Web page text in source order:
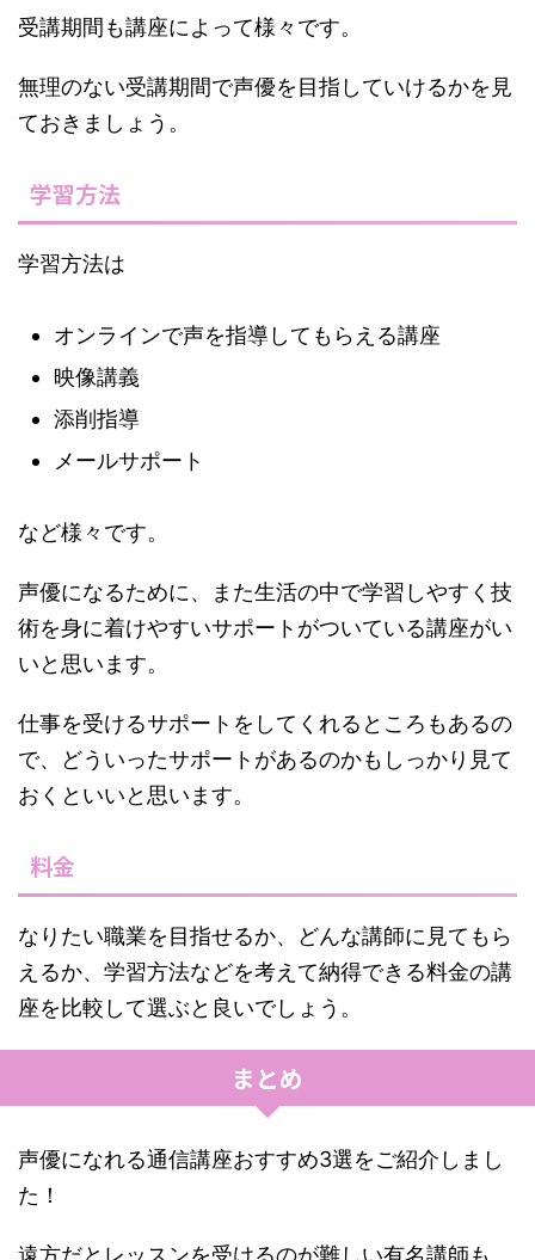
受講期間も講座によって様々です。
無理のない受講期間で声優を目指していけるかを見
ておきましょう。
学習方法
学習方法は
オンラインで声を指導してもらえる講座
映像講義
添削指導
メールサポート
など様々です。
声優になるために、また生活の中で学習しやすく技
術を身に着けやすいサポートがついている講座がい
いと思います。
仕事を受けるサポートをしてくれるところもあるの
で、どういったサポートがあるのかもしっかり見て
おくといいと思います。
料金
なりたい職業を目指せるか、どんな講師に見てもら
えるか、学習方法などを考えて納得できる料金の講
座を比較して選ぶと良いでしょう。
まとめ
声優になれる通信講座おすすめ3選をご紹介しまし
た！
遠方だとレッスンを受けるのが難しい有名講師も、